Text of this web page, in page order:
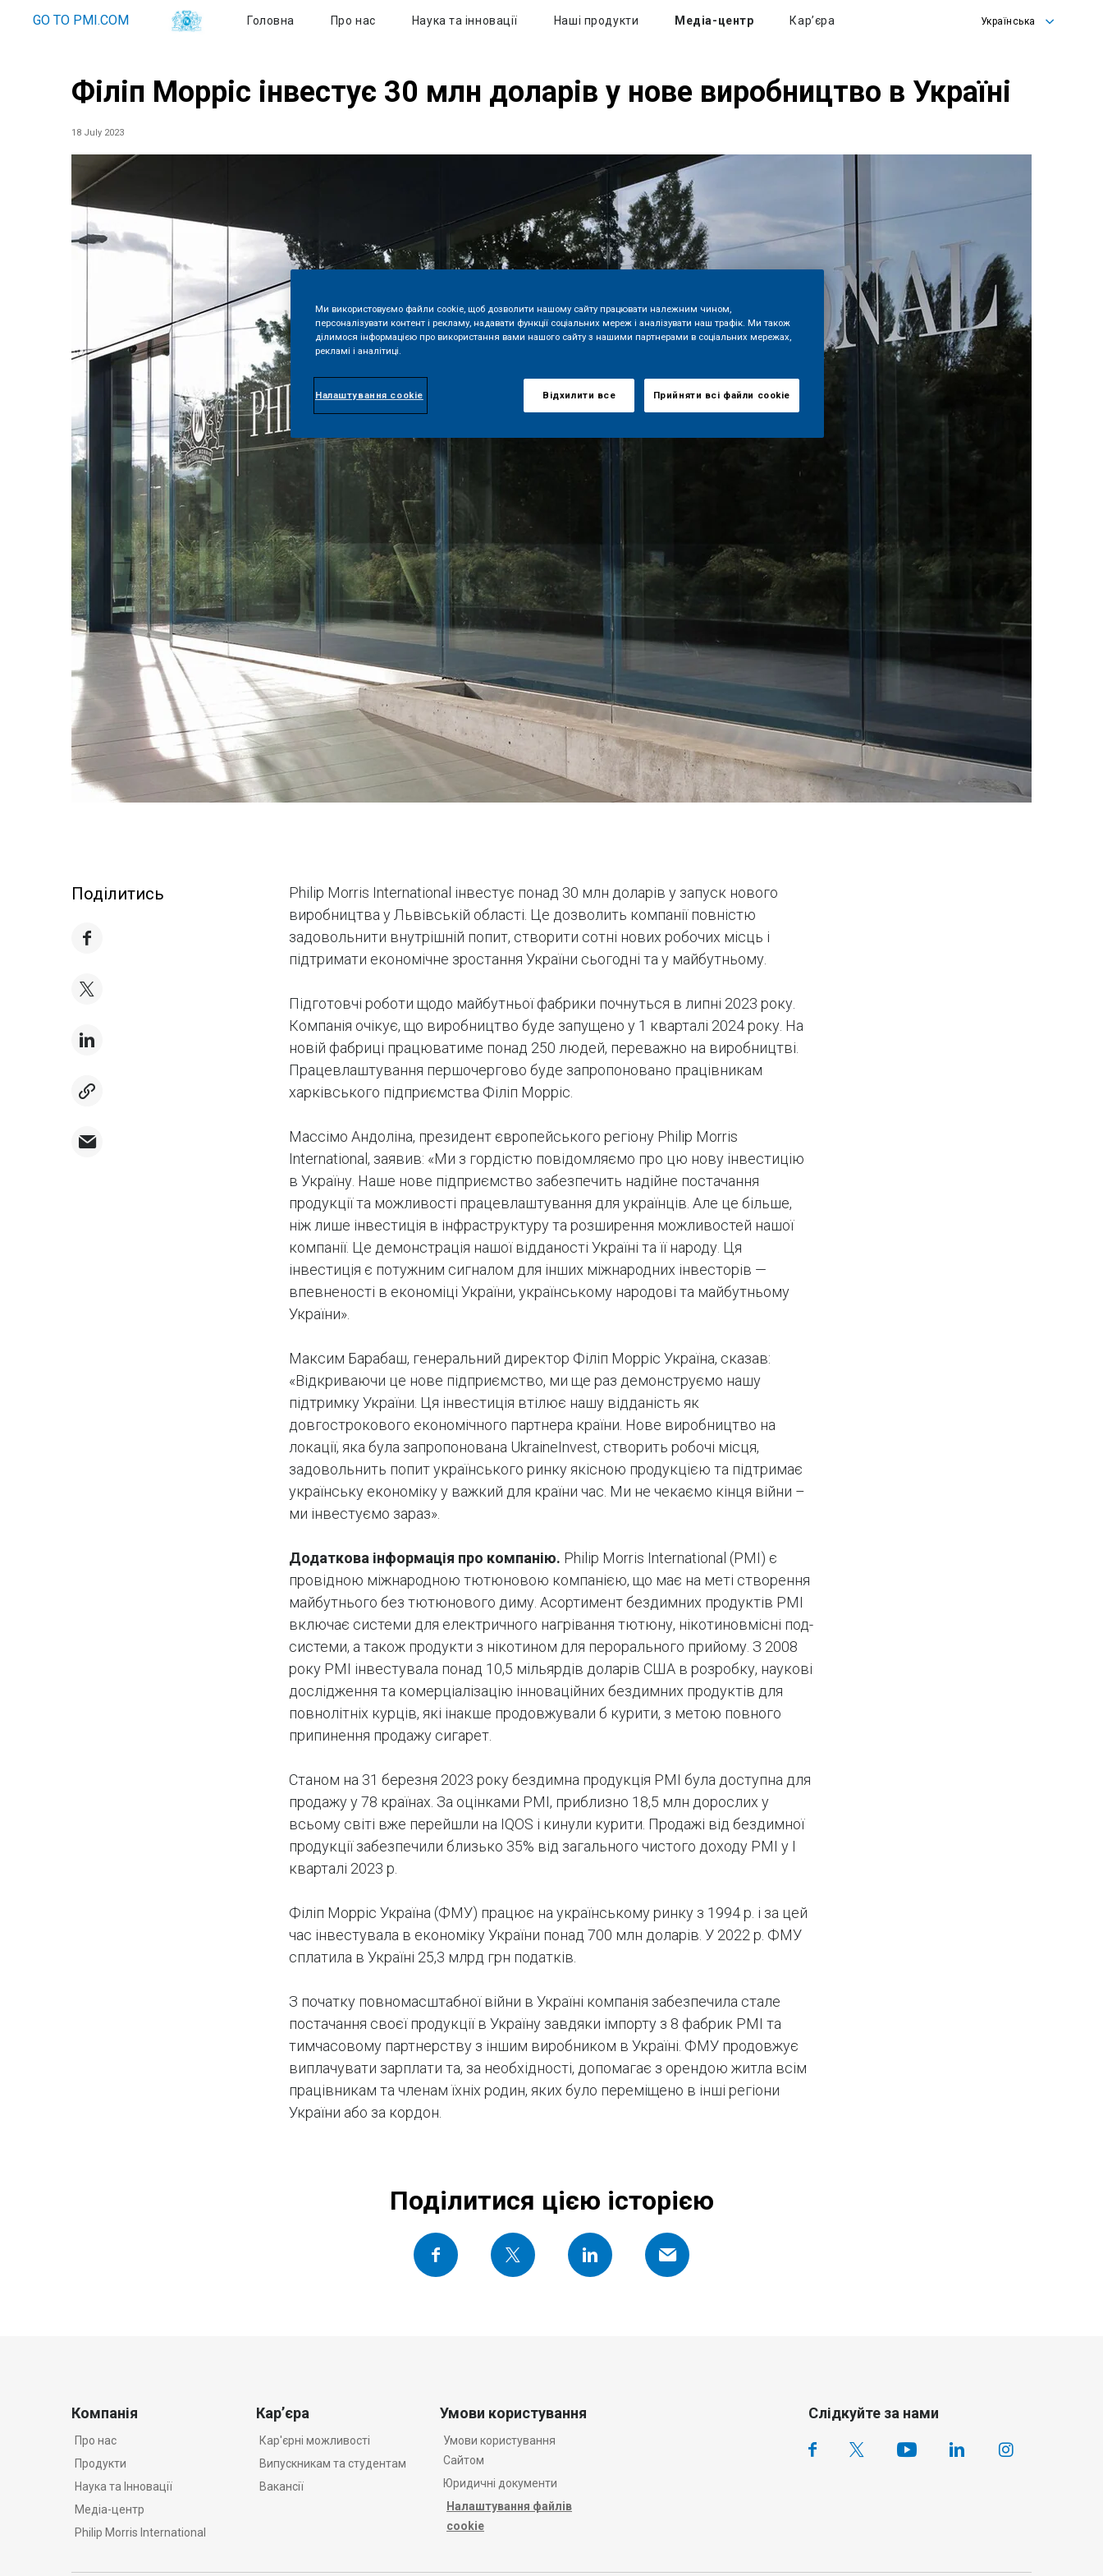
GO TO PMI.COM
Головна Про нас Наука та інновації Наші продукти Медіа-центр Кар’єра Українська
Філіп Морріс інвестує 30 млн доларів у нове виробництво в Україні
18 July 2023
Поділитись
Philip Morris International інвестує понад 30 млн доларів у запуск нового
виробництва у Львівській області. Це дозволить компанії повністю
задовольнити внутрішній попит, створити сотні нових робочих місць і
підтримати економічне зростання України сьогодні та у майбутньому.
Підготовчі роботи щодо майбутньої фабрики почнуться в липні 2023 року.
Компанія очікує, що виробництво буде запущено у 1 кварталі 2024 року. На
новій фабриці працюватиме понад 250 людей, переважно на виробництві.
Працевлаштування першочергово буде запропоновано працівникам
харківського підприємства Філіп Морріс.
Массімо Андоліна, президент європейського регіону Philip Morris
International, заявив: «Ми з гордістю повідомляємо про цю нову інвестицію
в Україну. Наше нове підприємство забезпечить надійне постачання
продукції та можливості працевлаштування для українців. Але це більше,
ніж лише інвестиція в інфраструктуру та розширення можливостей нашої
компанії. Це демонстрація нашої відданості Україні та її народу. Ця
інвестиція є потужним сигналом для інших міжнародних інвесторів —
впевненості в економіці України, українському народові та майбутньому
України».
Максим Барабаш, генеральний директор Філіп Морріс Україна, сказав:
«Відкриваючи це нове підприємство, ми ще раз демонструємо нашу
підтримку України. Ця інвестиція втілює нашу відданість як
довгострокового економічного партнера країни. Нове виробництво на
локації, яка була запропонована UkraineInvest, створить робочі місця,
задовольнить попит українського ринку якісною продукцією та підтримає
українську економіку у важкий для країни час. Ми не чекаємо кінця війни –
ми інвестуємо зараз».
Додаткова інформація про компанію. Philip Morris International (PMI) є
провідною міжнародною тютюновою компанією, що має на меті створення
майбутнього без тютюнового диму. Асортимент бездимних продуктів PMI
включає системи для електричного нагрівання тютюну, нікотиновмісні под-
системи, а також продукти з нікотином для перорального прийому. З 2008
року PMI інвестувала понад 10,5 мільярдів доларів США в розробку, наукові
дослідження та комерціалізацію інноваційних бездимних продуктів для
повнолітніх курців, які інакше продовжували б курити, з метою повного
припинення продажу сигарет.
Станом на 31 березня 2023 року бездимна продукція PMI була доступна для
продажу у 78 країнах. За оцінками PMI, приблизно 18,5 млн дорослих у
всьому світі вже перейшли на IQOS і кинули курити. Продажі від бездимної
продукції забезпечили близько 35% від загального чистого доходу PMI у І
кварталі 2023 р.
Філіп Морріс Україна (ФМУ) працює на українському ринку з 1994 р. і за цей
час інвестувала в економіку України понад 700 млн доларів. У 2022 р. ФМУ
сплатила в Україні 25,3 млрд грн податків.
З початку повномасштабної війни в Україні компанія забезпечила стале
постачання своєї продукції в Україну завдяки імпорту з 8 фабрик PMI та
тимчасовому партнерству з іншим виробником в Україні. ФМУ продовжує
виплачувати зарплати та, за необхідності, допомагає з орендою житла всім
працівникам та членам їхніх родин, яких було переміщено в інші регіони
України або за кордон.
Поділитися цією історією
Компанія
Про нас
Продукти
Наука та Iнновації
Медіа-центр
Philip Morris International
Кар’єра
Кар'єрні можливості
Випускникам та студентам
Вакансії
Умови користування
Умови користування
Сайтом
Юридичні документи
Налаштування файлів
cookie
Слідкуйте за нами
Ми використовуємо файли cookie, щоб дозволити нашому сайту працювати належним чином,
персоналізувати контент і рекламу, надавати функції соціальних мереж і аналізувати наш трафік. Ми також
ділимося інформацією про використання вами нашого сайту з нашими партнерами в соціальних мережах,
рекламі і аналітиці.
Налаштування cookie Відхилити все Прийняти всі файли сookie